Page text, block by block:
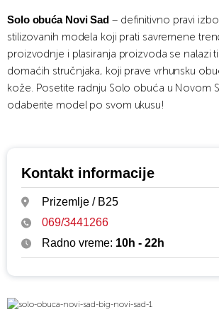
Solo obuća Novi Sad – definitivno pravi
stilizovanih modela koji prati savremene
proizvodnje i plasiranja proizvoda se nalazi
domaćih stručnjaka, koji prave vrhunsku
kože. Posetite radnju Solo obuća u Novom
odaberite model po svom ukusu!
Kontakt informacije
Prizemlje / B25
069/3441266
Radno vreme: 10h - 22h